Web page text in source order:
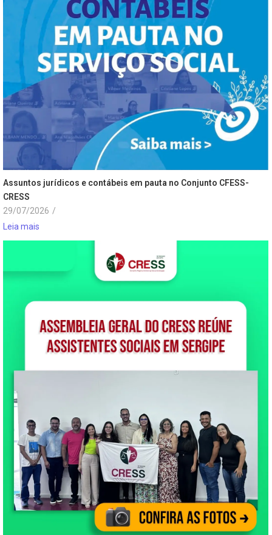
Assuntos jurídicos e contábeis em pauta no Conjunto CFESS-
CRESS
29/07/2026 /
Leia mais